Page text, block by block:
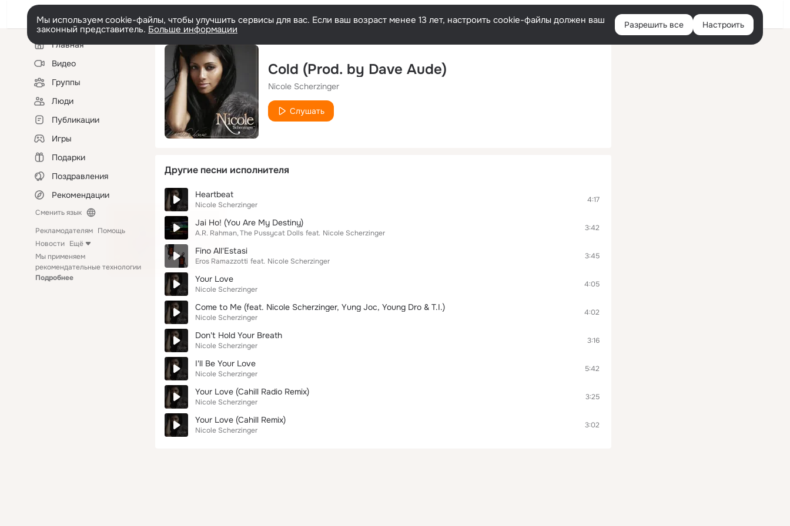
Войти
Мы используем cookie-файлы, чтобы улучшить сервисы для вас. Если ваш возраст менее 13 лет, настроить cookie-файлы должен ваш
законный представитель. Больше информации Разрешить все Настроить
Левая
колонкаГлавная
Видео
Группы
Люди
Публикации
Игры
Подарки
Поздравления
Рекомендации
Сменить язык
Рекламодателям Помощь
Новости Ещё
Мы применяем
рекомендательные технологии
Подробнее
Cold (Prod. by Dave Aude)
Nicole Scherzinger
Слушать
Другие песни исполнителя
Heartbeat
Nicole Scherzinger
4:17
Jai Ho! (You Are My Destiny)
A.R. Rahman The Pussycat Dolls feat. Nicole Scherzinger
3:42
Fino All'Estasi
Eros Ramazzotti feat. Nicole Scherzinger
3:45
Your Love
Nicole Scherzinger
4:05
Come to Me (feat. Nicole Scherzinger, Yung Joc, Young Dro & T.I.)
Nicole Scherzinger
4:02
Don't Hold Your Breath
Nicole Scherzinger
3:16
I'll Be Your Love
Nicole Scherzinger
5:42
Your Love (Cahill Radio Remix)
Nicole Scherzinger
3:25
Your Love (Cahill Remix)
Nicole Scherzinger
3:02